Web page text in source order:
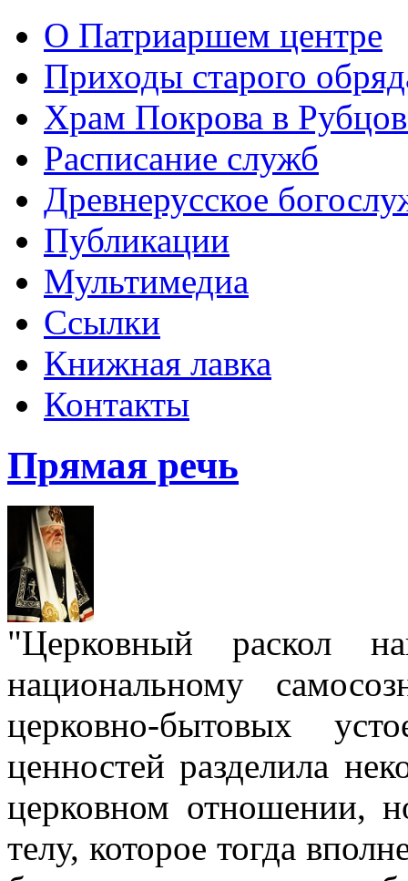
О Патриаршем центре
Приходы старого
Храм Покрова в
Расписание служб
Древнерусское
Публикации
Мультимедиа
Ссылки
Книжная лавка
Контакты
Прямая речь
"Церковный раскол
национальному
церковно-бытовых
ценностей разделила
церковном отношении,
телу, которое тогда